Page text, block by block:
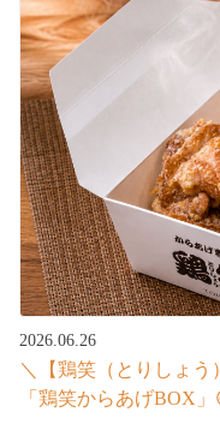
2026.06.26
＼【鶏笑（とりしょ
「鶏笑からあげBOX」